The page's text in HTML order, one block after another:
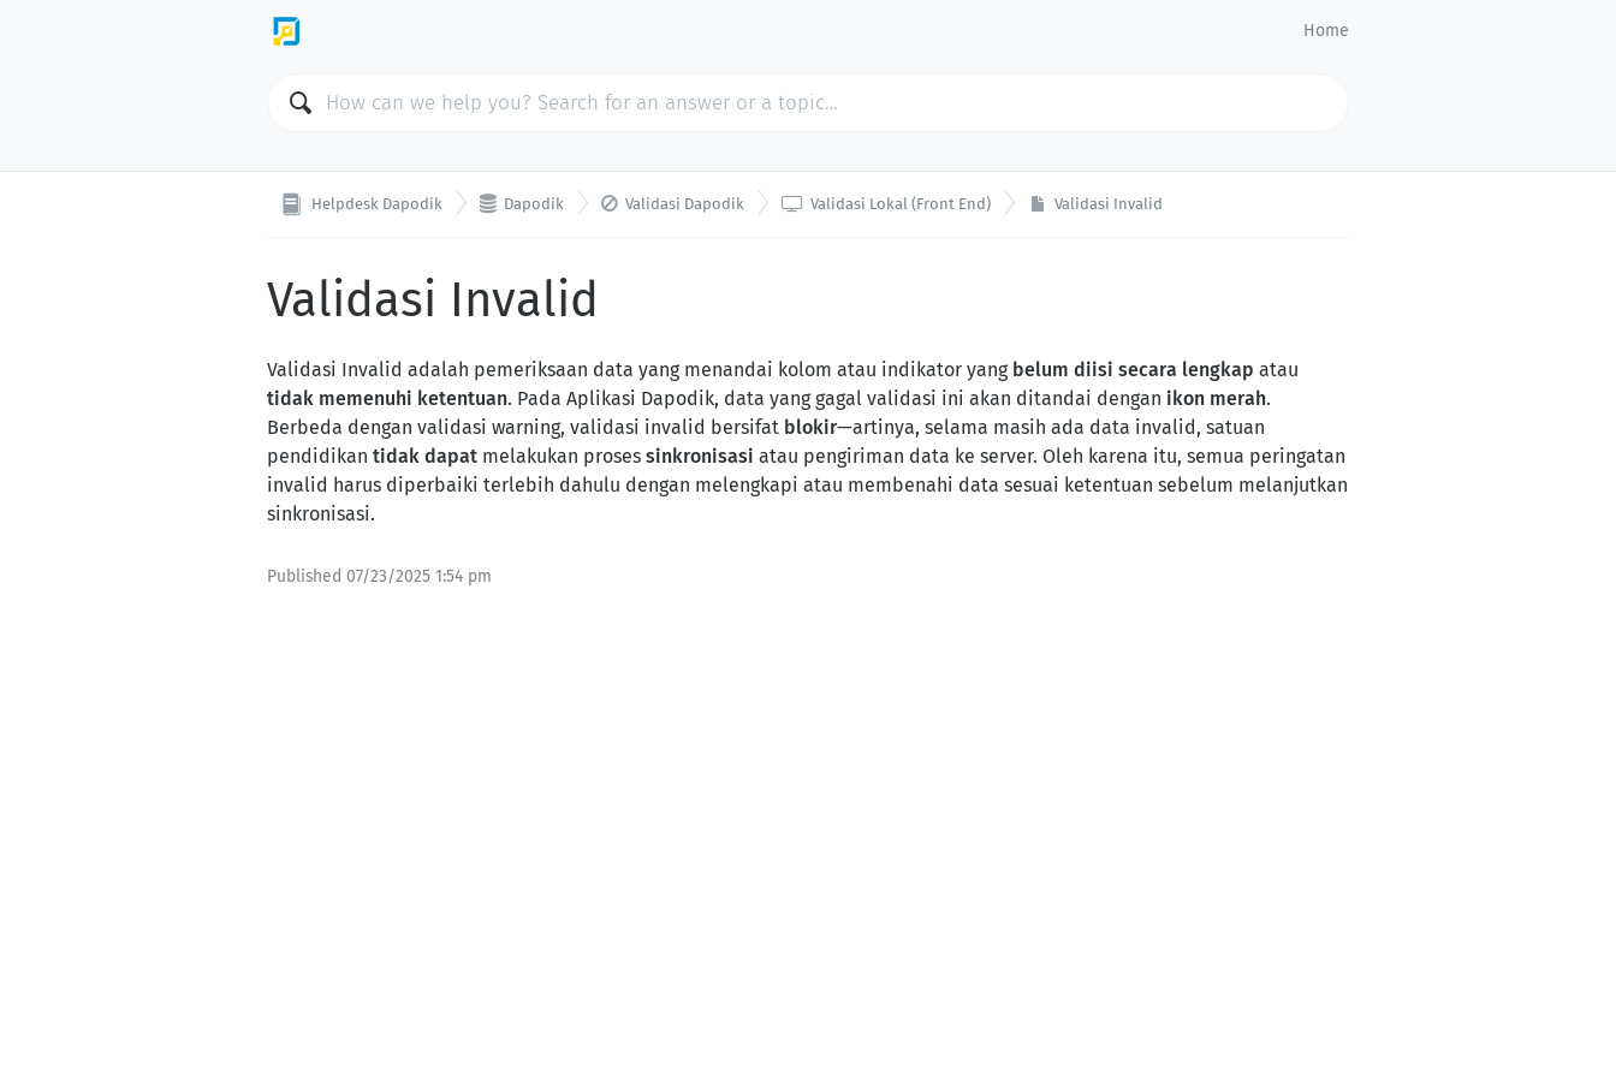
Home
Helpdesk Dapodik  Dapodik  Validasi Dapodik  Validasi Lokal (Front End) Validasi Invalid
Validasi Invalid
Validasi Invalid adalah pemeriksaan data yang menandai kolom atau indikator yang belum diisi secara lengkap atau
tidak memenuhi ketentuan. Pada Aplikasi Dapodik, data yang gagal validasi ini akan ditandai dengan ikon merah.
Berbeda dengan validasi warning, validasi invalid bersifat blokir—artinya, selama masih ada data invalid, satuan
pendidikan tidak dapat melakukan proses sinkronisasi atau pengiriman data ke server. Oleh karena itu, semua peringatan
invalid harus diperbaiki terlebih dahulu dengan melengkapi atau membenahi data sesuai ketentuan sebelum melanjutkan
sinkronisasi.
Published 07/23/2025 1:54 pm